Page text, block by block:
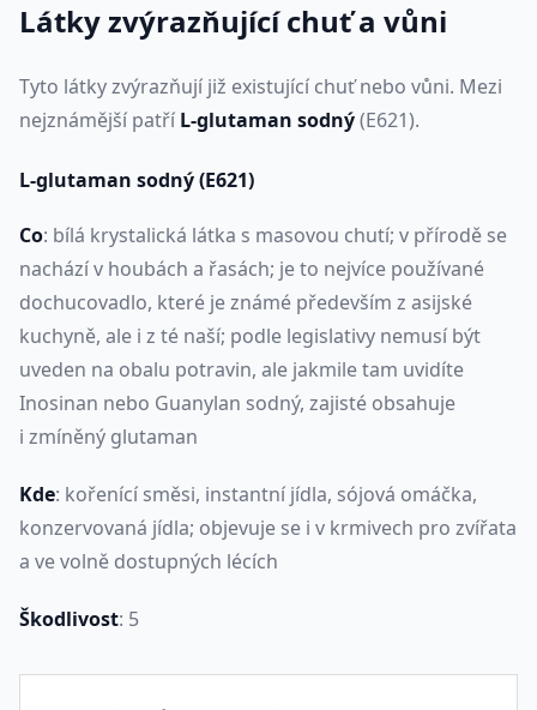
Látky zvýrazňující chuť a vůni
Tyto látky zvýrazňují již existující chuť nebo vůni. Mezi
nejznámější patří L-glutaman sodný(E621).
L-glutaman sodný(E621)
Co: bílá krystalická látka s masovou chutí; v přírodě se
nachází v houbách a řasách; je to nejvíce používané
dochucovadlo, které je známé především z asijské
kuchyně, ale i z té naší; podle legislativy nemusí být
uveden na obalu potravin, ale jakmile tam uvidíte
Inosinan nebo Guanylan sodný, zajisté obsahuje
i zmíněný glutaman
Kde: kořenící směsi, instantní jídla, sójová omáčka,
konzervovaná jídla; objevuje se i v krmivech pro zvířata
a ve volně dostupných lécích
Škodlivost: 5